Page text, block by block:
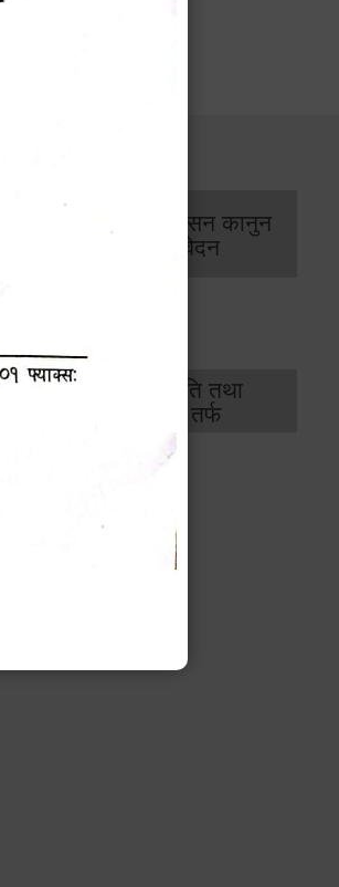
आर्थिक प्रशासन कानुन
/ प्रतिवेदन
भवन अनुमति तथा
मापदण्ड तर्फ